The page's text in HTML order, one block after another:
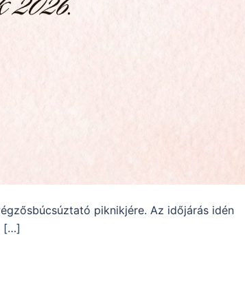
piknikjére. Az időjárás idén
[…]